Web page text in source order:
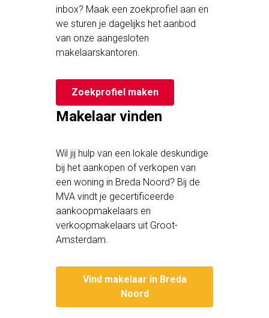
inbox? Maak een zoekprofiel aan en
we sturen je dagelijks het aanbod
van onze aangesloten
makelaarskantoren.
Zoekprofiel maken
Makelaar vinden
Wil jij hulp van een lokale deskundige
bij het aankopen of verkopen van
een woning in Breda Noord? Bij de
MVA vindt je gecertificeerde
aankoopmakelaars en
verkoopmakelaars uit Groot-
Amsterdam.
Vind makelaar in Breda
Noord